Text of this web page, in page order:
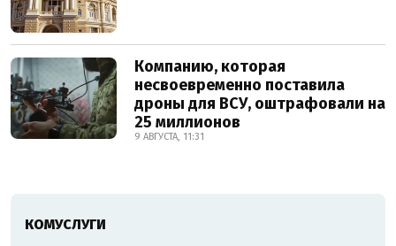
Компанию, которая
несвоевременно поставила
дроны для ВСУ, оштрафовали на
25 миллионов
9 АВГУСТА, 11:31
КОМУСЛУГИ